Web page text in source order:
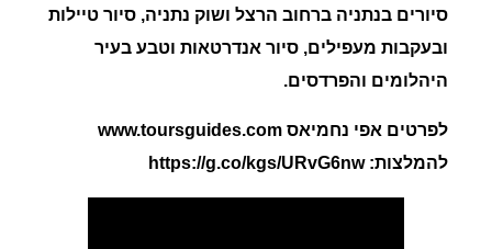
סיורים בנתניה ברחוב הרצל ושוק נתניה, סיור טיילות
ובעקבות מעפילים, סיור אנדרטאות וטבע בעיר
היהלומים והפרדסים.
לפרטים אפי נחמיאס www.toursguides.com
להמלצות: https://g.co/kgs/URvG6nw